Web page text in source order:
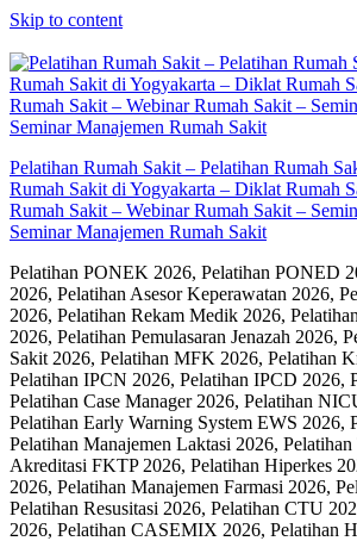
Skip to content
Pelatihan Rumah Sakit – Pelatihan Rumah
Rumah Sakit di Yogyakarta – Diklat Rumah
Rumah Sakit – Webinar Rumah Sakit –
Seminar Manajemen Rumah Sakit
Pelatihan PONEK 2026, Pelatihan PONED
2026, Pelatihan Asesor Keperawatan 2026,
2026, Pelatihan Rekam Medik 2026,
2026, Pelatihan Pemulasaran Jenazah 2026,
Sakit 2026, Pelatihan MFK 2026, Pelatihan
Pelatihan IPCN 2026, Pelatihan IPCD 2026,
Pelatihan Case Manager 2026, Pelatihan
Pelatihan Early Warning System EWS 2026,
Pelatihan Manajemen Laktasi 2026,
Akreditasi FKTP 2026, Pelatihan Hiperkes
2026, Pelatihan Manajemen Farmasi 2026,
Pelatihan Resusitasi 2026, Pelatihan CTU
2026, Pelatihan CASEMIX 2026, Pelatihan